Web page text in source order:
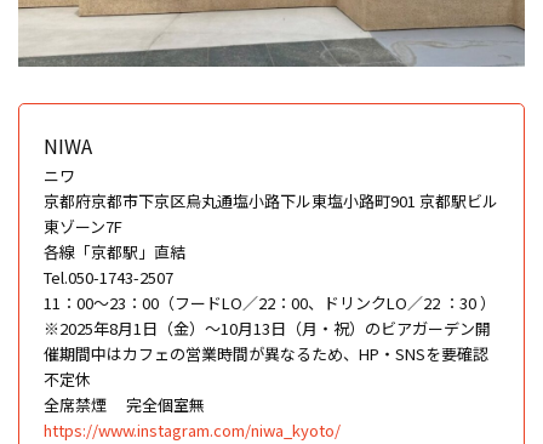
NIWA
ニワ
京都府京都市下京区烏丸通塩小路下ル東塩小路町901 京都駅ビル
東ゾーン7F
各線「京都駅」直結
Tel.050-1743-2507
11：00〜23：00（フードLO／22：00、ドリンクLO／22 ：30 ）
※2025年8月1日（金）～10月13日（月・祝）のビアガーデン開
催期間中はカフェの営業時間が異なるため、HP・SNSを要確認
不定休
全席禁煙
完全個室無
https://www.instagram.com/niwa_kyoto/